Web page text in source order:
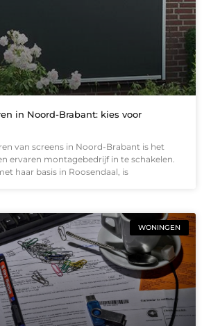
in Noord-Brabant: kies voor
van screens in Noord-Brabant is het
ervaren montagebedrijf in te schakelen.
haar basis in Roosendaal, is
WONINGEN